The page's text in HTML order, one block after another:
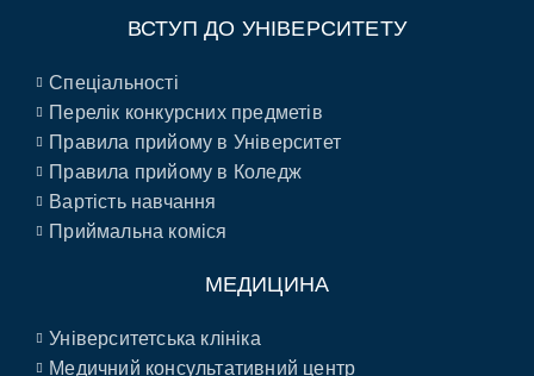
ВСТУП ДО УНІВЕРСИТЕТУ
Спеціальності
Перелік конкурсних предметів
Правила прийому в Університет
Правила прийому в Коледж
Вартість навчання
Приймальна коміся
МЕДИЦИНА
Університетська клініка
Медичний консультативний центр